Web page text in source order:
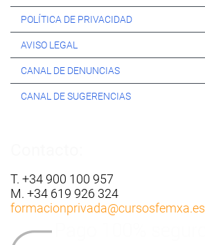
POLÍTICA DE PRIVACIDAD
AVISO LEGAL
CANAL DE DENUNCIAS
CANAL DE SUGERENCIAS
T. +34 900 100 957
M. +34 619 926 324
formacionprivada@cursosfemxa.es